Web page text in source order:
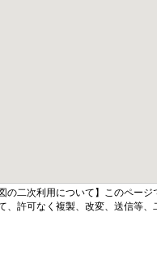
図の二次利用について】このペー
、許可なく複製、改変、送信等